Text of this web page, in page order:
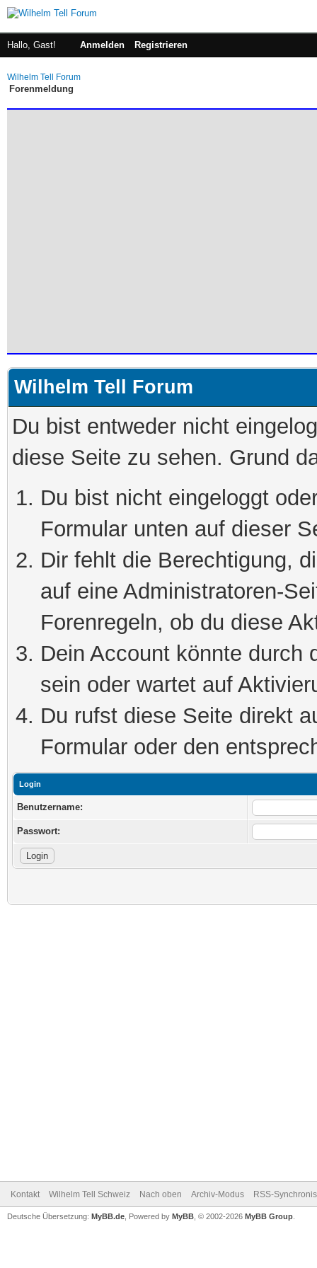
Hallo, Gast! Anmelden Registrieren
Wilhelm Tell Forum
Forenmeldung
Wilhelm Tell Forum
Du bist entweder nicht
diese Seite zu sehen. Grund
Du bist nicht eingeloggt
Formular unten auf dieser
Dir fehlt die Berechtigung,
auf eine Administratoren-
Forenregeln, ob du diese
Dein Account könnte durch
sein oder wartet auf
Du rufst diese Seite direkt
Formular oder den
Login
Benutzername:
Passwort:
Kontakt Wilhelm Tell Schweiz Nach oben Archiv-Modus RSS-
Deutsche Übersetzung: MyBB.de , Powered by MyBB , © 2002-2026 MyBB Group